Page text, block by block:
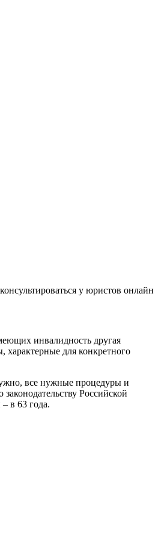
у юристов онлайн
инвалидность другая
для конкретного
все нужные процедуры и
Российской
в 63 года.